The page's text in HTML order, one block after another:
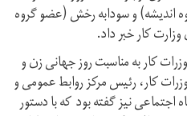
اندیشه) و سودابه‌ رخش (عضو گروه
کار خبر داد.
کار به مناسبت روز جهانی زن و
کار، رئیس مرکز روابط عمومی و
اجتماعی نیز گفته بود که با دستور